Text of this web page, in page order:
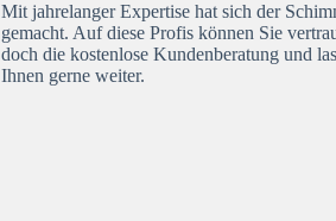
Mit jahrelanger Expertise hat sich der
gemacht. Auf diese Profis können Sie
doch die kostenlose Kundenberatung und
Ihnen gerne weiter.